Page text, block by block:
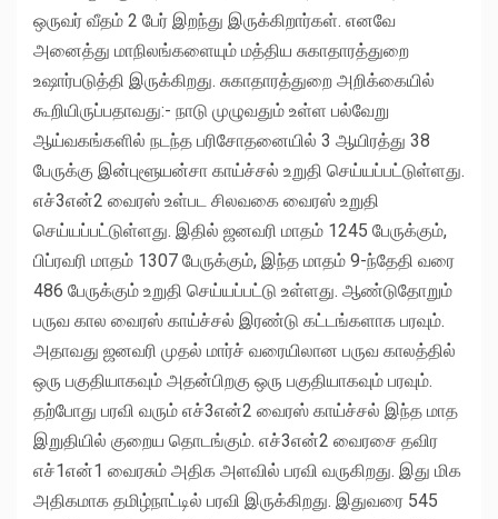
ஒருவர் வீதம் 2 பேர் இறந்து இருக்கிறார்கள். எனவே
அனைத்து மாநிலங்களையும் மத்திய சுகாதாரத்துறை
உஷார்படுத்தி இருக்கிறது. சுகாதாரத்துறை அறிக்கையில்
கூறியிருப்பதாவது:- நாடு முழுவதும் உள்ள பல்வேறு
ஆய்வகங்களில் நடந்த பரிசோதனையில் 3 ஆயிரத்து 38
பேருக்கு இன்புளூயன்சா காய்ச்சல் உறுதி செய்யப்பட்டுள்ளது.
எச்3என்2 வைரஸ் உள்பட சிலவகை வைரஸ் உறுதி
செய்யப்பட்டுள்ளது. இதில் ஜனவரி மாதம் 1245 பேருக்கும்,
பிப்ரவரி மாதம் 1307 பேருக்கும், இந்த மாதம் 9-ந்தேதி வரை
486 பேருக்கும் உறுதி செய்யப்பட்டு உள்ளது. ஆண்டுதோறும்
பருவ கால வைரஸ் காய்ச்சல் இரண்டு கட்டங்களாக பரவும்.
அதாவது ஜனவரி முதல் மார்ச் வரையிலான பருவ காலத்தில்
ஒரு பகுதியாகவும் அதன்பிறகு ஒரு பகுதியாகவும் பரவும்.
தற்போது பரவி வரும் எச்3என்2 வைரஸ் காய்ச்சல் இந்த மாத
இறுதியில் குறைய தொடங்கும். எச்3என்2 வைரசை தவிர
எச்1என்1 வைரசும் அதிக அளவில் பரவி வருகிறது. இது மிக
அதிகமாக தமிழ்நாட்டில் பரவி இருக்கிறது. இதுவரை 545